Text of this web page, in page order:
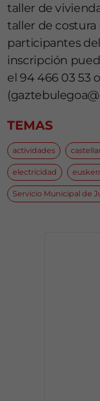
taller de
taller de
participantes
inscripción
el 94 466 03 53
TEMAS
actividades
electricidad
Servicio Municipal de